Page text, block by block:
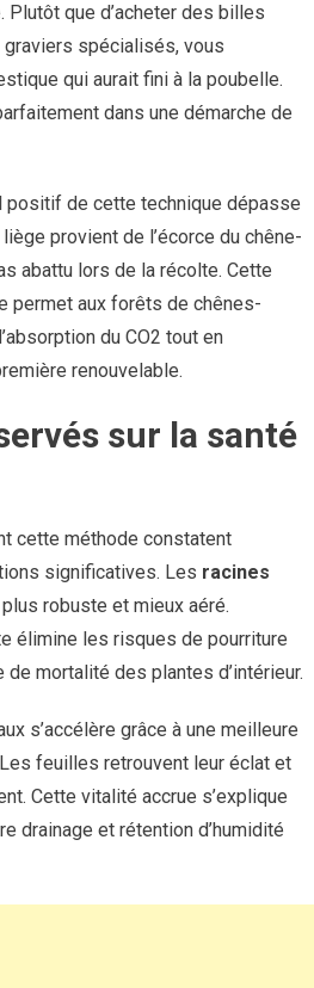
Plutôt que d’acheter des billes
graviers spécialisés, vous
qui aurait fini à la poubelle.
dans une démarche de
positif de cette technique dépasse
provient de l’écorce du chêne-
abattu lors de la récolte. Cette
permet aux forêts de chênes-
du CO2 tout en
renouvelable.
sur la santé
cette méthode constatent
significatives. Les racines
robuste et mieux aéré.
élimine les risques de pourriture
de mortalité des plantes d’intérieur.
s’accélère grâce à une meilleure
feuilles retrouvent leur éclat et
Cette vitalité accrue s’explique
drainage et rétention d’humidité